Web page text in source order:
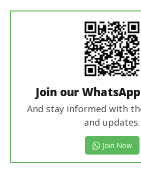
Join our
And stay informed with
and updates.
Join Now